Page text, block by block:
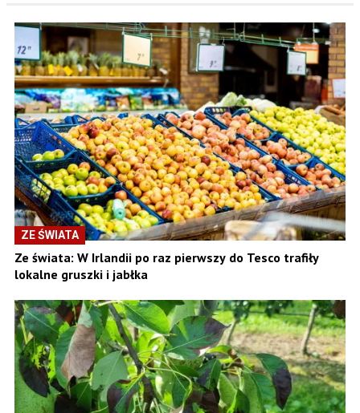
ZE ŚWIATA
Ze świata: W Irlandii po raz pierwszy do Tesco trafiły
lokalne gruszki i jabłka